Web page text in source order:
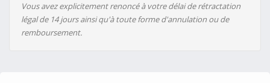
Vous avez explicitement renoncé à votre délai de rétractation
légal de 14 jours ainsi qu'à toute forme d'annulation ou de
remboursement.